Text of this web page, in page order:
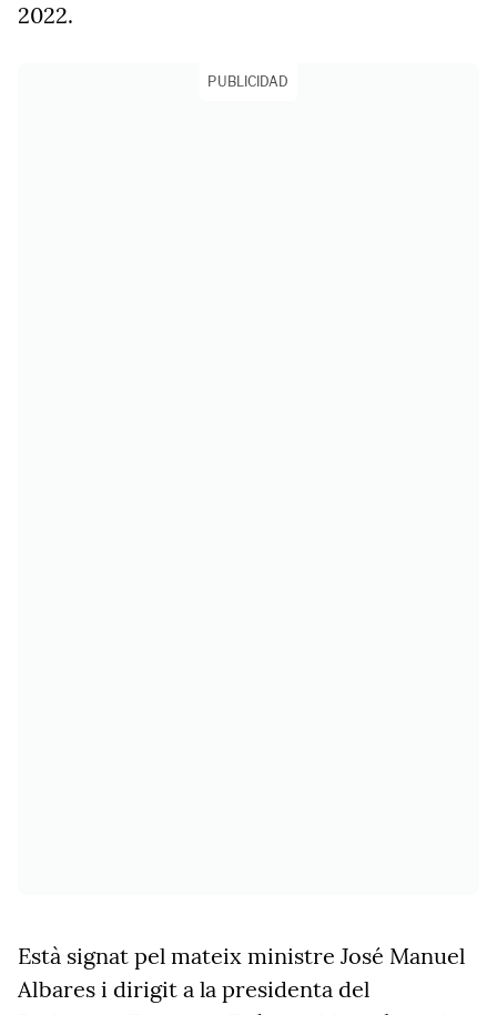
2022.
PUBLICIDAD
Està signat pel mateix ministre José Manuel
Albares i dirigit a la presidenta del